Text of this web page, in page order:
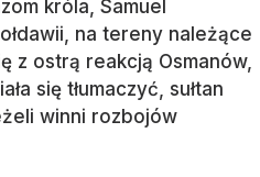
króla, Samuel
na tereny należące
z ostrą reakcją Osmanów,
się tłumaczyć, sułtan
winni rozbojów